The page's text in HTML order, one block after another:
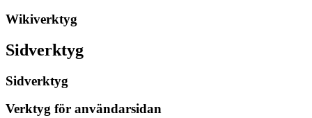
Wikiverktyg
Sidverktyg
Sidverktyg
Verktyg för användarsidan